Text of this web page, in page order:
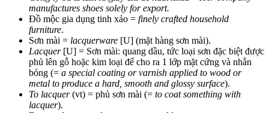
manufactures shoes solely for export.
Đồ mộc gia dụng tinh xảo = finely crafted household
furniture.
Sơn mài = lacquerware [U] (mặt hàng sơn mài).
Lacquer[U] = Sơn mài: quang dầu, tức loại sơn đặc biệt được
phủ lên gỗ hoặc kim loại để cho ra 1 lớp mặt cứng và nhẵn
bóng (= a special coating or varnish applied to wood or
metal to produce a hard, smooth and glossy surface).
To lacquer(vt) = phủ sơn mài (= to coat something with
lacquer).